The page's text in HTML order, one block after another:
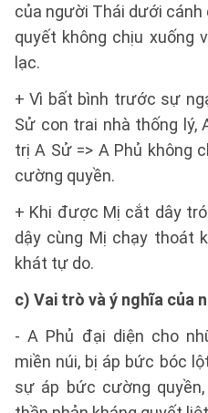
của người Thái dưới
quyết không chịu xuống
lạc.
+ Vì bất bình trước sự
Sử con trai nhà thống lý,
trị A Sử => A Phủ không
cường quyền.
+ Khi được Mị cắt dây
dậy cùng Mị chạy thoát
khát tự do.
c) Vai trò và ý nghĩa của
- A Phủ đại diện cho
miền núi, bị áp bức bóc
sự áp bức cường